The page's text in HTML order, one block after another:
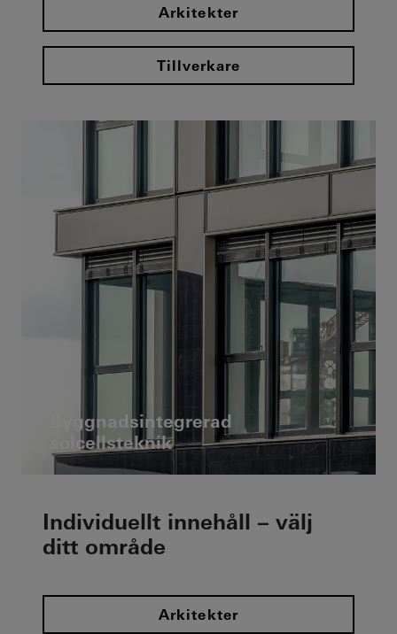
Arkitekter
Tillverkare
Byggnadsintegrerad
solcellsteknik
Individuellt innehåll – välj
ditt område
Arkitekter